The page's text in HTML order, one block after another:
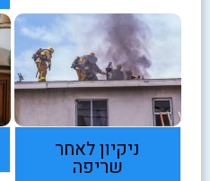
ניקיון לאחר
שריפה